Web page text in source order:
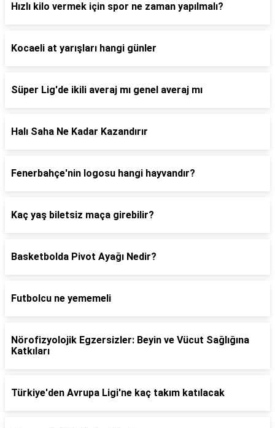
Hızlı kilo vermek için spor ne zaman yapılmalı?
Kocaeli at yarışları hangi günler
Süper Lig'de ikili averaj mı genel averaj mı
Halı Saha Ne Kadar Kazandırır
Fenerbahçe'nin logosu hangi hayvandır?
Kaç yaş biletsiz maça girebilir?
Basketbolda Pivot Ayağı Nedir?
Futbolcu ne yememeli
Nörofizyolojik Egzersizler: Beyin ve Vücut Sağlığına
Katkıları
Türkiye'den Avrupa Ligi'ne kaç takım katılacak